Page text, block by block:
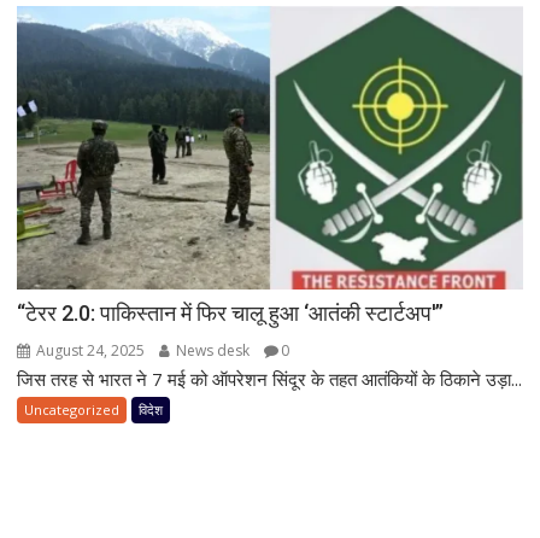
“टेरर 2.0: पाकिस्तान में फिर चालू हुआ ‘आतंकी स्टार्टअप'”
August 24, 2025 News desk 0
जिस तरह से भारत ने 7 मई को ऑपरेशन सिंदूर के तहत आतंकियों के ठिकाने उड़ा...
Uncategorized विदेश